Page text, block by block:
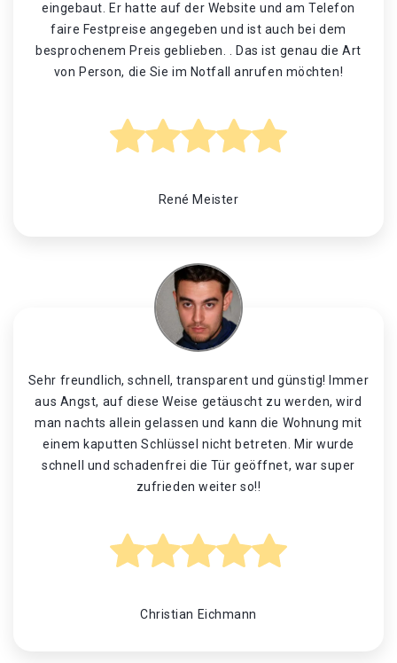
eingebaut. Er hatte auf der Website und am Telefon
faire Festpreise angegeben und ist auch bei dem
besprochenem Preis geblieben. . Das ist genau die Art
von Person, die Sie im Notfall anrufen möchten!
René Meister
Sehr freundlich, schnell, transparent und günstig! Immer
aus Angst, auf diese Weise getäuscht zu werden, wird
man nachts allein gelassen und kann die Wohnung mit
einem kaputten Schlüssel nicht betreten. Mir wurde
schnell und schadenfrei die Tür geöffnet, war super
zufrieden weiter so!!
Christian Eichmann